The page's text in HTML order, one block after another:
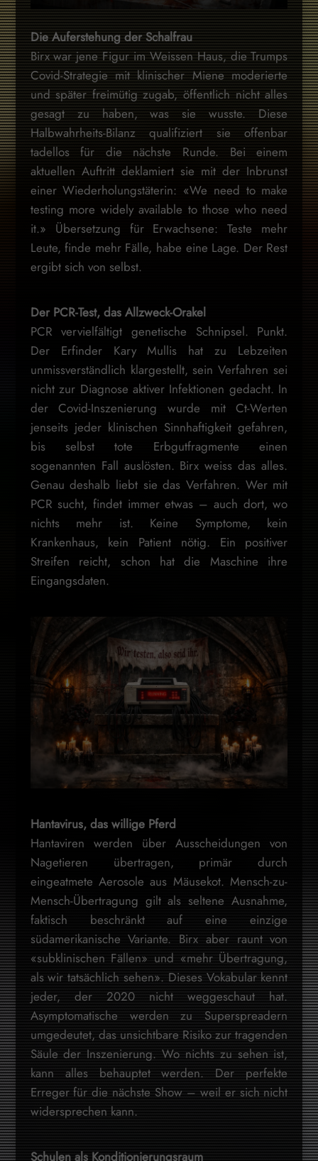
Die Auferstehung der Schalfrau
Birx war jene Figur im Weissen Haus, die Trumps
Covid-Strategie mit klinischer Miene moderierte
und später freimütig zugab, öffentlich nicht alles
gesagt zu haben, was sie wusste. Diese
Halbwahrheits-Bilanz qualifiziert sie offenbar
tadellos für die nächste Runde. Bei einem
aktuellen Auftritt deklamiert sie mit der Inbrunst
einer Wiederholungstäterin: «We need to make
testing more widely available to those who need
it.» Übersetzung für Erwachsene: Teste mehr
Leute, finde mehr Fälle, habe eine Lage. Der Rest
ergibt sich von selbst.
Der PCR-Test, das Allzweck-Orakel
PCR vervielfältigt genetische Schnipsel. Punkt.
Der Erfinder Kary Mullis hat zu Lebzeiten
unmissverständlich klargestellt, sein Verfahren sei
nicht zur Diagnose aktiver Infektionen gedacht. In
der Covid-Inszenierung wurde mit Ct-Werten
jenseits jeder klinischen Sinnhaftigkeit gefahren,
bis selbst tote Erbgutfragmente einen
sogenannten Fall auslösten. Birx weiss das alles.
Genau deshalb liebt sie das Verfahren. Wer mit
PCR sucht, findet immer etwas – auch dort, wo
nichts mehr ist. Keine Symptome, kein
Krankenhaus, kein Patient nötig. Ein positiver
Streifen reicht, schon hat die Maschine ihre
Eingangsdaten.
Hantavirus, das willige Pferd
Hantaviren werden über Ausscheidungen von
Nagetieren übertragen, primär durch
eingeatmete Aerosole aus Mäusekot. Mensch-zu-
Mensch-Übertragung gilt als seltene Ausnahme,
faktisch beschränkt auf eine einzige
südamerikanische Variante. Birx aber raunt von
«subklinischen Fällen» und «mehr Übertragung,
als wir tatsächlich sehen». Dieses Vokabular kennt
jeder, der 2020 nicht weggeschaut hat.
Asymptomatische werden zu Superspreadern
umgedeutet, das unsichtbare Risiko zur tragenden
Säule der Inszenierung. Wo nichts zu sehen ist,
kann alles behauptet werden. Der perfekte
Erreger für die nächste Show – weil er sich nicht
widersprechen kann.
Schulen als Konditionierungsraum